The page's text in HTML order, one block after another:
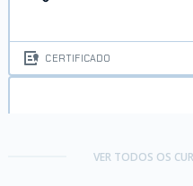
CERTIFICADO
VER TODOS OS